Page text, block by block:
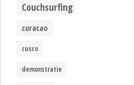
Couchsurfing
curacao
cusco
demonstratie